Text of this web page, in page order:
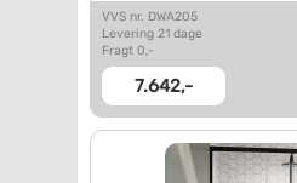
VVS nr. DWA205
Levering 21 dage
Fragt 0,-
7.642,-